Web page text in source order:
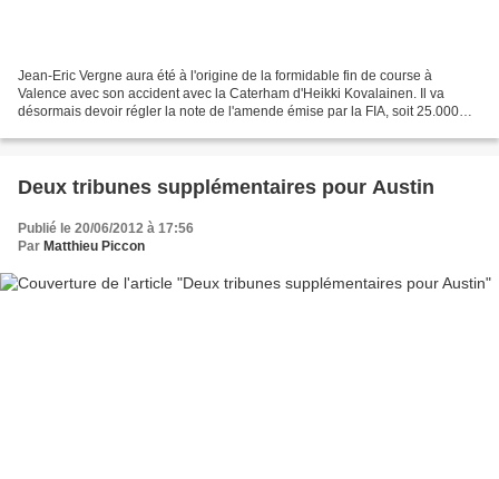
Jean-Eric Vergne aura été à l'origine de la formidable fin de course à
Valence avec son accident avec la Caterham d'Heikki Kovalainen. Il va
désormais devoir régler la note de l'amende émise par la FIA, soit 25.000
Deux tribunes supplémentaires pour Austin
Publié le 20/06/2012 à 17:56
Par Matthieu Piccon